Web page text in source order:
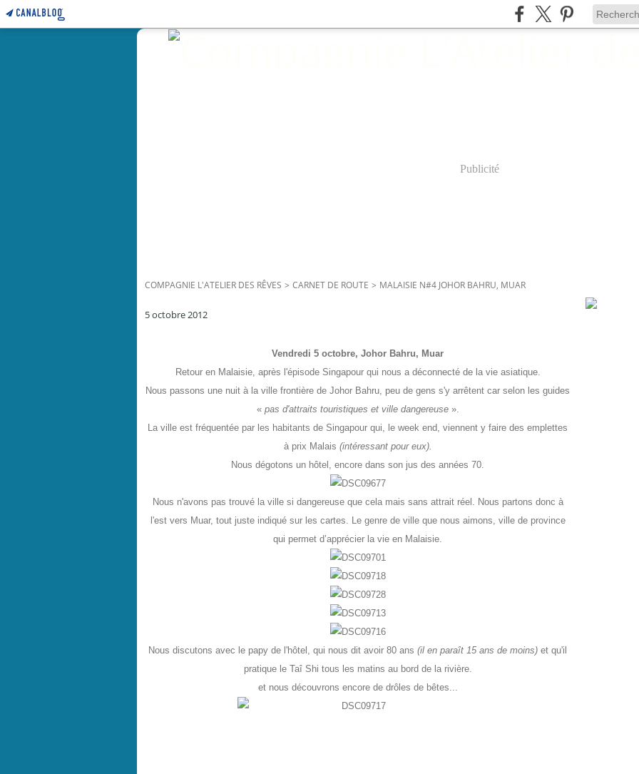
Publicité
COMPAGNIE L'ATELIER DES RÊVES > CARNET DE ROUTE > MALAISIE N#4 JOHOR BAHRU, MUAR
5 octobre 2012
Vendredi 5 octobre, Johor Bahru, Muar
Retour en Malaisie, après l'épisode Singapour qui nous a déconnecté de la vie asiatique.
Nous passons une nuit à la ville frontière de Johor Bahru, peu de gens s'y arrêtent car selon les guides
«pas d'attraits touristiques et ville dangereuse ».
La ville est fréquentée par les habitants de Singapour qui, le week end, viennent y faire des emplettes
à prix Malais (intéressant pour eux).
Nous dégotons un hôtel, encore dans son jus des années 70.
Nous n'avons pas trouvé la ville si dangereuse que cela mais sans attrait réel. Nous partons donc à
l'est vers Muar, tout juste indiqué sur les cartes. Le genre de ville que nous aimons, ville de province
qui permet d’apprécier la vie en Malaisie.
Nous discutons avec le papy de l'hôtel, qui nous dit avoir 80 ans (il en paraît 15 ans de moins) et qu'il
pratique le Taî Shi tous les matins au bord de la rivière.
et nous découvrons encore de drôles de bêtes...